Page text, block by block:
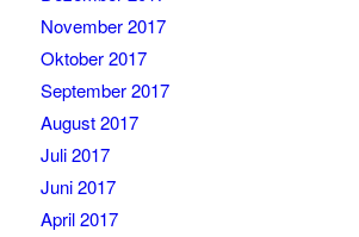
November 2017
Oktober 2017
September 2017
August 2017
Juli 2017
Juni 2017
April 2017